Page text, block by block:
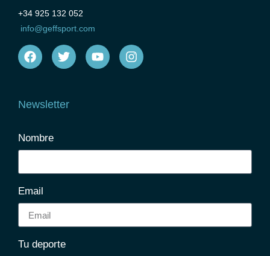
+34 925 132 052
info@geffsport.com
Newsletter
Nombre
Email
Tu deporte